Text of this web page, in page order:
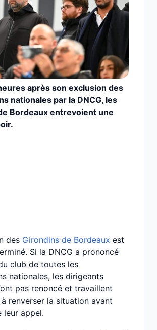
après son exclusion des
nationales par la DNCG, les
Bordeaux entrevoient une
des Girondins de Bordeaux est
Si la DNCG a prononcé
club de toutes les
nationales, les dirigeants
pas renoncé et travaillent
renverser la situation avant
leur appel.